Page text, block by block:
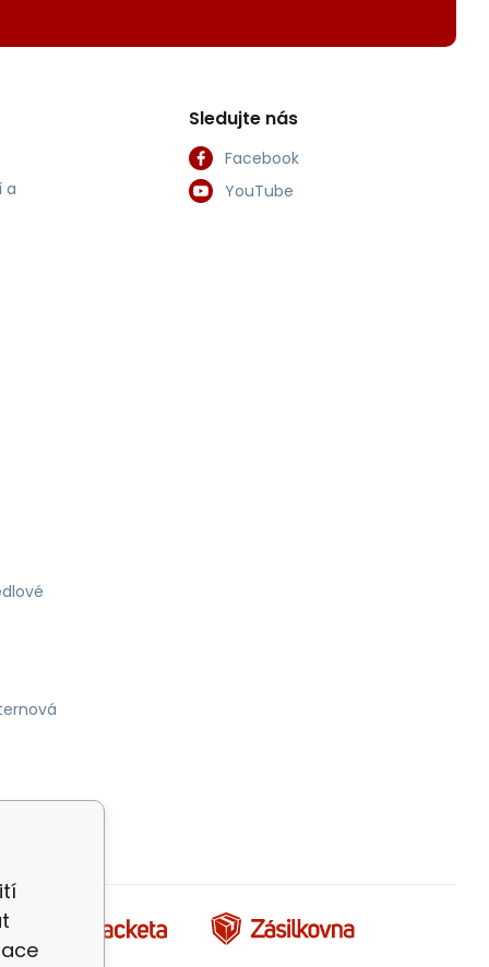
a
Sledujte nás
Facebook
YouTube